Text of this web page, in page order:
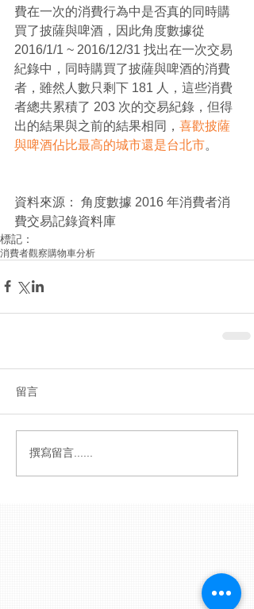
費在一次的消費行為中是否真的同時購
買了披薩與啤酒，因此角度數據從
2016/1/1 ~ 2016/12/31 找出在一次交易
紀錄中，同時購買了披薩與啤酒的消費
者，雖然人數只剩下 181 人，這些消費
者總共累積了 203 次的交易紀錄，但得
出的結果與之前的結果相同， 喜歡披薩
與啤酒佔比最高的城市還是台北市。
資料來源： 角度數據 2016 年消費者消
費交易記錄資料庫
標記：
消費者觀察購物車分析
留言
撰寫留言......